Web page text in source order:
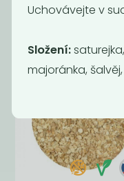
400Kč/ Kg
Uchovávejte v
Složení:
majoránka,